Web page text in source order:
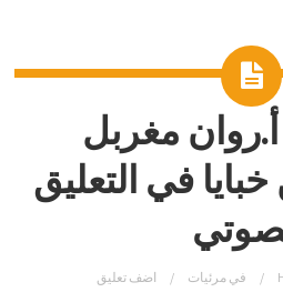
مغربل
في التعليق
في مرئيات اضف تعليق